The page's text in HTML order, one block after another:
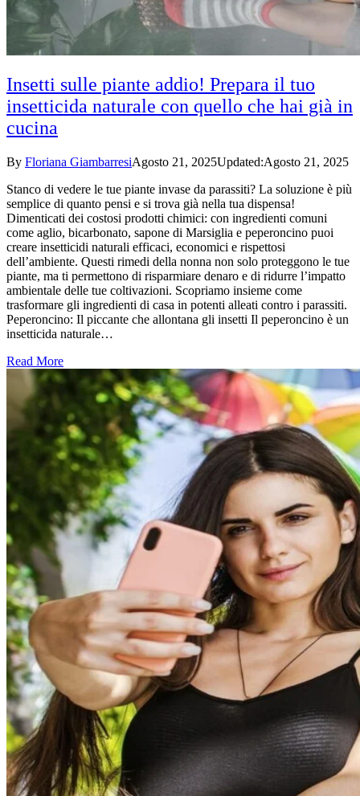
Insetti sulle piante addio! Prepara il tuo
insetticida naturale con quello che hai già in
cucina
By Floriana GiambarresiAgosto 21, 2025Updated:Agosto 21, 2025
Stanco di vedere le tue piante invase da parassiti? La soluzione è più
semplice di quanto pensi e si trova già nella tua dispensa!
Dimenticati dei costosi prodotti chimici: con ingredienti comuni
come aglio, bicarbonato, sapone di Marsiglia e peperoncino puoi
creare insetticidi naturali efficaci, economici e rispettosi
dell’ambiente. Questi rimedi della nonna non solo proteggono le tue
piante, ma ti permettono di risparmiare denaro e di ridurre l’impatto
ambientale delle tue coltivazioni. Scopriamo insieme come
trasformare gli ingredienti di casa in potenti alleati contro i parassiti.
Peperoncino: Il piccante che allontana gli insetti Il peperoncino è un
insetticida naturale…
Read More